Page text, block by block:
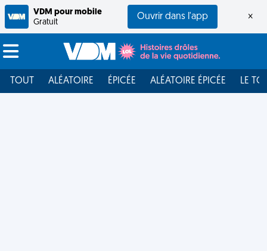
VDM pour mobile
Gratuit
Ouvrir dans l'app ×
TOUT ALÉATOIRE ÉPICÉE ALÉATOIRE ÉPICÉE LE